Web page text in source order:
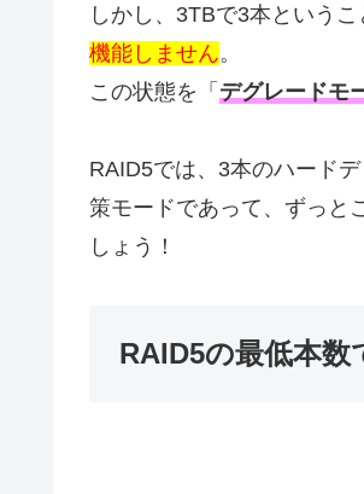
しかし、3TBで3本という
機能しません。
この状態を「 デグレードモ
RAID5では、3本のハード
策モードであって、ずっと
しょう！
RAID5の最低本